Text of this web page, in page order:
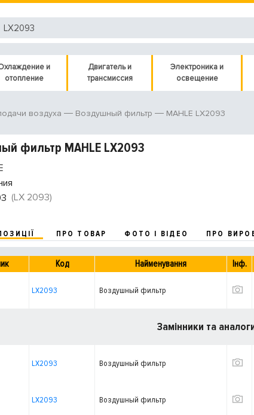
и
отопление
Двигатель и
трансмиссия
Электроника и
освещение
воздуха Воздушный фильтр MAHLE LX2093
фильтр MAHLE LX2093
(LX 2093)
ПРО ТОВАР ФОТО І ВІДЕО ПРО
Код Найменування Інф.
LX2093 Воздушный фильтр
Замінники та
LX2093 Воздушный фильтр
LX2093 Воздушный фильтр